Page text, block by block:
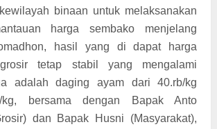
binaan untuk melaksanakan
harga sembako menjelang
hasil yang di dapat harga
tetap stabil yang mengalami
adalah daging ayam dari 40.rb/kg
kg, bersama dengan Bapak Anto
dan Bapak Husni (Masyarakat),